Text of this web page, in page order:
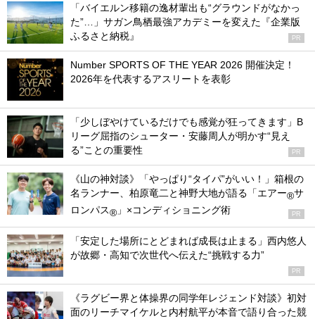
「バイエルン移籍の逸材輩出も“グラウンドがなかっ
た”…」サガン鳥栖最強アカデミーを変えた『企業版
ふるさと納税』
PR
Number SPORTS OF THE YEAR 2026 開催決定！
2026年を代表するアスリートを表彰
「少しぼやけているだけでも感覚が狂ってきます」B
リーグ屈指のシューター・安藤周人が明かす“見え
る”ことの重要性
PR
《山の神対談》「やっぱり“タイパ”がいい！」箱根の
名ランナー、柏原竜二と神野大地が語る「エアー®サ
ロンパス® 」×コンディショニング術 PR
「安定した場所にとどまれば成長は止まる」西内悠人
が故郷・高知で次世代へ伝えた“挑戦する力”
PR
《ラグビー界と体操界の同学年レジェンド対談》初対
面のリーチマイケルと内村航平が本音で語り合った競